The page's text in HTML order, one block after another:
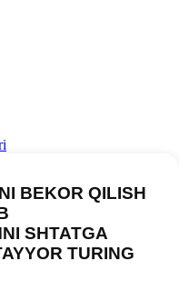
BEKOR QILISH
SHTATGA
TURING